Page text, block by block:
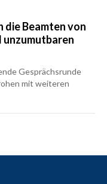
die Beamten von
Gesprächsrunde
mit weiteren